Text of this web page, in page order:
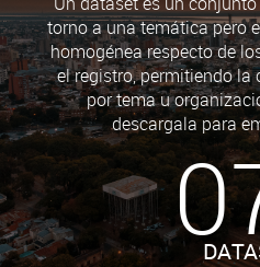
torno a una temática pero
homogénea respecto de
el registro, permitiendo
por tema u
descargala para